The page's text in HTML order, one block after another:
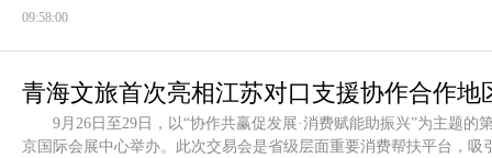
09:58:00
青海文旅首次亮相江苏对口支援协作合作地
9月26日至29日，以“协作共赢促发展·消费赋能助振兴”为主题的
京国际会展中心举办。此次交易会是省级层面重要消费帮扶平台，吸